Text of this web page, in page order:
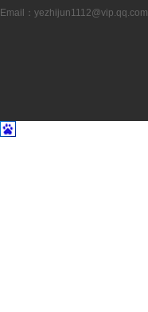
Email： yezhijun1112@vip.qq.com